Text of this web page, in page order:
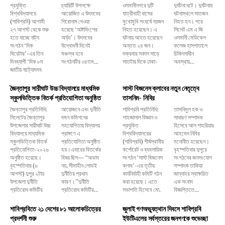
প্রযুক্তি
বিশ্ববিদ্যালয়ে
(শাবিপ্রবি) আগামী
২৭ আগস্ট থেকে শুরু
হতে যাচ্ছে নাট্য
সংগঠন ‘দিক
থিয়েটার’-এর তিন
দিনব্যাপী ‘দিক ৮ম
জাতীয় নাট্যোৎসব
চ্যারিটি উপলক্ষে
আয়োজিত এ উৎসবের
শিরোনাম দেওয়া
হয়েছে ‘অষ্টাবিংশের
অর্ঘ্য’। উৎসবের
উদ্বোধনী দিনেই
মঞ্চস্থ হবে
সংগঠনটির ৩৪তম...
ওসমানীনগরে দুটি
যাত্রীবাহী বাসের
মুখোমুখি সংঘর্ষে নয়জন
নিহত হয়েছেন। এ
ঘটনায় আহত হয়েছেন
অন্তত ২৪ জন।
শুক্রবার সকাল সাড়ে
সাতটার দিকে ঢাকা-
দুর্ঘটনা ঘটে। দুর্ঘটনায়
ঘটনাস্থলে সাতজন
নিহত হন। পরে
সিলেট এম এ জি
ওসমানী মেডিকেল
কলেজ হাসপাতালে
চিকিৎসাধীন
অবস্থায়...
জৈন্তাপুর সারীঘাট উচ্চ বিদ্যালয়ে মাধ্যমিক
স্কুলভিত্তিক বিতর্ক প্রতিযোগিতা অনুষ্ঠিত
জৈন্তাপুর প্রতিনিধি:
সিলেটের জৈন্তাপুর
উপজেলার সারীঘাট উচ্চ
বিদ্যালয়ে মাধ্যমিক
স্কুলভিত্তিক বিতর্ক
প্রতিযোগিতা-২০২৬
অনুষ্ঠিত হয়েছে।
বৃহস্পতিবার (৬
আগস্ট) দুপুর ২টায়
উপজেলা দুর্নীতি
প্রতিরোধ কমিটির
আয়োজনে এবং দুর্নীতি
দমন কমিশনের
সহযোগিতায় বিদ্যালয়
প্রাঙ্গণে এ
প্রতিযোগিতা অনুষ্ঠিত
হয়।এবারের বিতর্কের
বিষয় ছিল— “অভাব
নয়, সীমাহীন লোভই
দুর্নীতির প্রধান
কারণ।”দুর্নীতি
প্রতিরোধ কমিটির...
সাস্ট বিজনেস ক্লাবের নতুন নেতৃত্বে
তাসনিম- নিবির
শাবিপ্রবি প্রতিনিধি:
শাহজালাল বিজ্ঞান ও
প্রযুক্তি
বিশ্ববিদ্যালয়ের
(শাবিপ্রবি) শীর্ষস্থানীয়
কর্পোরেট ও ব্যবসায়িক
সংগঠন ‘সাস্ট বিজনেস
ক্লাব’-এর তৃতীয়
কার্যনির্বাহী কমিটি গঠন
করা হয়েছে। এতে
সভাপতি হিসেবে মো.
তাসনিমুল হক ও
সাধারণ সম্পাদক
হিসেবে আল শাহরিয়ার
আহমেদ নিবির
মনোনীত হয়েছেন।
বৃহস্পতিবার দুপুরে
সংগঠনের জনসংযোগ
সম্পাদক তাকিয়া
জান্নাহর স্বাক্ষরিত
এক সংবাদ
বিজ্ঞপ্তিতে...
শাবিপ্রবিতে ২১ দেশের ৮১ আলোকচিত্রের
প্রদর্শনী শুরু
জুলাই গণঅভ্যুত্থান দিবসে শাবিপ্রবি
ইউটিএলের সর্বস্তরের জনগণকে শুভেচ্ছা